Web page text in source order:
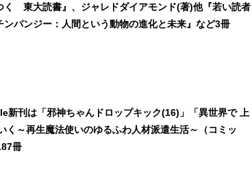
く 東大読書』、ジャレドダイアモンド(著)他『若い読者
ンパンジー：人間という動物の進化と未来』など3冊
新刊は「邪神ちゃんドロップキック(16)」「異世界で 上
く～再生魔法使いのゆるふわ人材派遣生活～（コミッ
冊